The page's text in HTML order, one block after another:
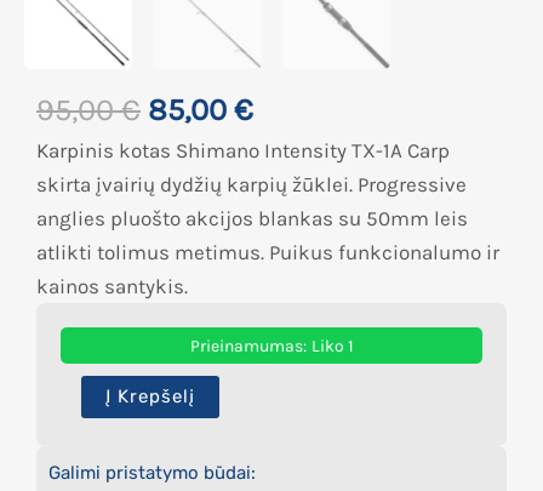
95,00€ 85,00 €
Karpinis kotas Shimano Intensity TX-1A Carp
skirta įvairių dydžių karpių žūklei. Progressive
anglies pluošto akcijos blankas su 50mm leis
atlikti tolimus metimus. Puikus funkcionalumo ir
kainos santykis.
Prieinamumas: Liko 1
Į Krepšelį
Galimi pristatymo būdai: